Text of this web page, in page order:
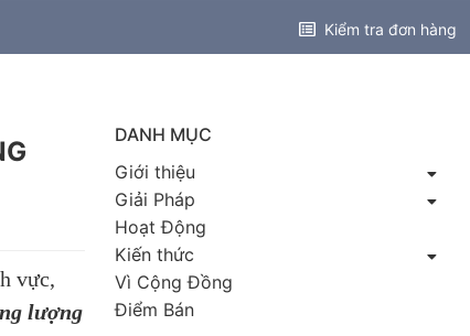
Kiểm tra đơn hàng
vực,
lượng
DANH MỤC
Giới thiệu
Giải Pháp
Hoạt Động
Kiến thức
Vì Cộng Đồng
Điểm Bán